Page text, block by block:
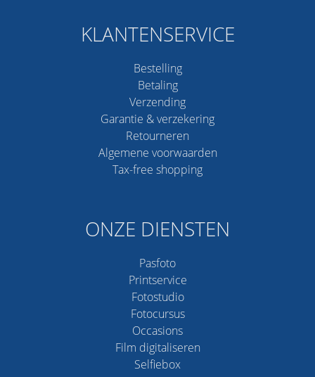
KLANTENSERVICE
Bestelling
Betaling
Verzending
Garantie & verzekering
Retourneren
Algemene voorwaarden
Tax-free shopping
ONZE DIENSTEN
Pasfoto
Printservice
Fotostudio
Fotocursus
Occasions
Film digitaliseren
Selfiebox